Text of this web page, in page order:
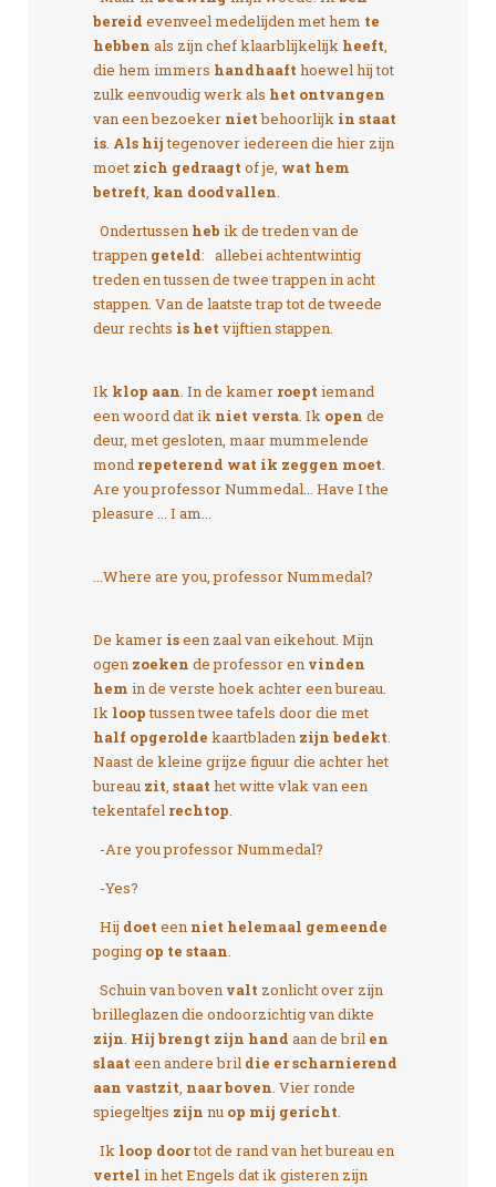
bereid evenveel medelijden met hem te
hebben als zijn chef klaarblijkelijk heeft,
die hem immers handhaaft hoewel hij tot
zulk eenvoudig werk als het ontvangen
van een bezoeker nietbehoorlijk in staat
is. Als hijtegenover iedereen die hier zijn
moet zich gedraagt of je, wat hem
betreft, kan doodvallen.
Ondertussen heb ik de treden van de
trappen geteld: allebei achtentwintig
treden en tussen de twee trappen in acht
stappen. Van de laatste trap tot de tweede
deur rechts is het vijftien stappen.
Ik klop aan. In de kamer roept iemand
een woord dat ik niet versta. Ik open de
deur, met gesloten, maar mummelende
mond repeterend wat ik zeggen moet.
Are you professor Nummedal... Have I the
pleasure ... I am...
...Where are you, professor Nummedal?
De kamer iseen zaal van eikehout. Mijn
ogen zoeken de professor en vinden
hem in de verste hoek achter een bureau.
Ik looptussen twee tafels door die met
half opgerolde kaartbladen zijn bedekt.
Naast de kleine grijze figuur die achter het
bureau zit, staat het witte vlak van een
tekentafel rechtop.
-Are you professor Nummedal?
-Yes?
Hij doet een niet helemaal gemeende
poging op te staan.
Schuin van boven valt zonlicht over zijn
brilleglazen die ondoorzichtig van dikte
zijn. Hij brengt zijn hand aan de bril en
slaat een andere bril die er scharnierend
aan vastzit, naar boven. Vier ronde
spiegeltjes zijn nu op mij gericht.
Ik loop doortot de rand van het bureau en
vertel in het Engels dat ik gisteren zijn